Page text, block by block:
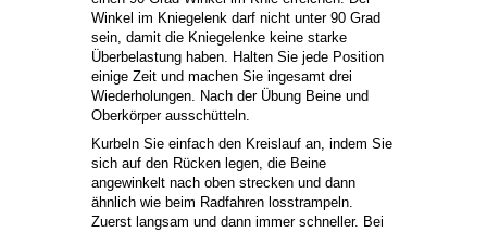
Winkel im Kniegelenk darf nicht unter 90 Grad
sein, damit die Kniegelenke keine starke
Überbelastung haben. Halten Sie jede Position
einige Zeit und machen Sie ingesamt drei
Wiederholungen. Nach der Übung Beine und
Oberkörper ausschütteln.
Kurbeln Sie einfach den Kreislauf an, indem Sie
sich auf den Rücken legen, die Beine
angewinkelt nach oben strecken und dann
ähnlich wie beim Radfahren losstrampeln.
Zuerst langsam und dann immer schneller. Bei